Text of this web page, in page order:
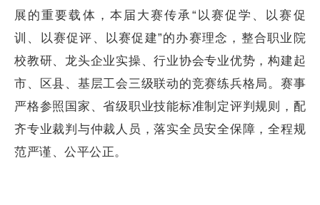
展的重要载体，本届大赛传承“以赛促学、以赛促
训、以赛促评、以赛促建”的办赛理念，整合职业院
校教研、龙头企业实操、行业协会专业优势，构建起
市、区县、基层工会三级联动的竞赛练兵格局。赛事
严格参照国家、省级职业技能标准制定评判规则，配
齐专业裁判与仲裁人员，落实全员安全保障，全程规
范严谨、公平公正。